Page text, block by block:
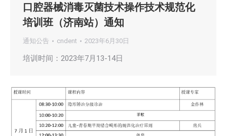
口腔器械消毒灭菌技术操作技术规范化
培训班（济南站）通知
通知公告 cndent 2023年6月30日
培训时间：2023年7月13-14日